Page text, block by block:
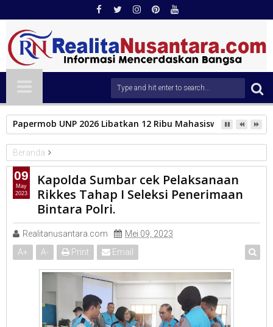
Papermob UNP 2026 Libatkan 12 Ribu Mahasiswa Baru,
Beranda
Polda sumbar
Kapolda Sumbar cek Pelaksanaan Rikkes Tahap I Seleksi
Penerimaan Bintara Polri.
Kapolda Sumbar cek Pelaksanaan
Rikkes Tahap I Seleksi Penerimaan
Bintara Polri.
Realitanusantara.com
Mei 09, 2023
A+ A- Print Email
09
May
2023